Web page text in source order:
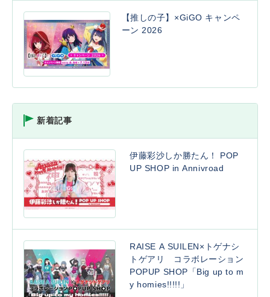
【推しの子】×GiGO キャンペ
ーン 2026
新着記事
伊藤彩沙しか勝たん！ POP
UP SHOP in Annivroad
RAISE A SUILEN×トゲナシ
トゲアリ コラボレーション
POPUP SHOP「Big up to m
y homies!!!!!」